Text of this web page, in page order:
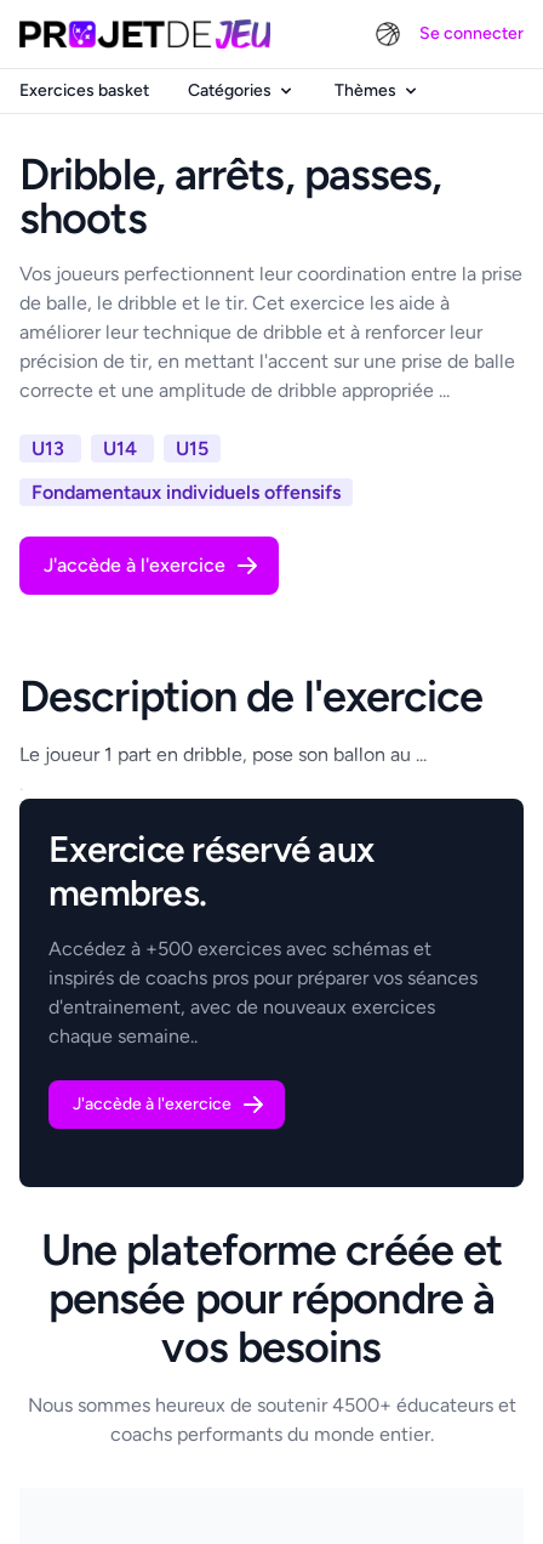
Se connecter
Exercices basket Catégories Thèmes
Dribble, arrêts, passes,
shoots
Vos joueurs perfectionnent leur coordination entre la prise
de balle, le dribble et le tir. Cet exercice les aide à
améliorer leur technique de dribble et à renforcer leur
précision de tir, en mettant l'accent sur une prise de balle
correcte et une amplitude de dribble appropriée ...
U13 U14
U15
Fondamentaux individuels offensifs
J'accède à l'exercice
Description de l'exercice
Le joueur 1 part en dribble, pose son ballon au ...
.
Exercice réservé aux
membres.
Accédez à +500 exercices avec schémas et
inspirés de coachs pros pour préparer vos séances
d'entrainement, avec de nouveaux exercices
chaque semaine..
J'accède à l'exercice
Une plateforme créée et
pensée pour répondre à
vos besoins
Nous sommes heureux de soutenir 4500+ éducateurs et
coachs performants du monde entier.